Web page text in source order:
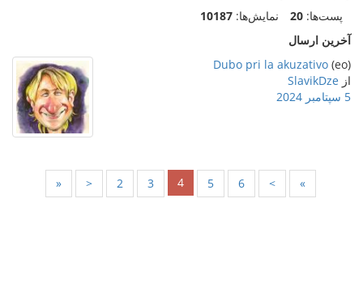
پست‌ها: 20 نمایش‌ها: 10187
آخرین ارسال
(eo)
Dubo pri la akuzativo
از SlavikDze
5 سپتامبر 2024
« < 2 3 4 5 6 > »